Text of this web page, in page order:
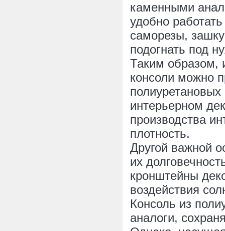
каменными
удобно
саморезы,
подогнать под
Таким образом,
консоли можно
интерьерном
производства
плотность.
Другой важной
их
кронштейны
воздействия
Консоль из
аналоги,